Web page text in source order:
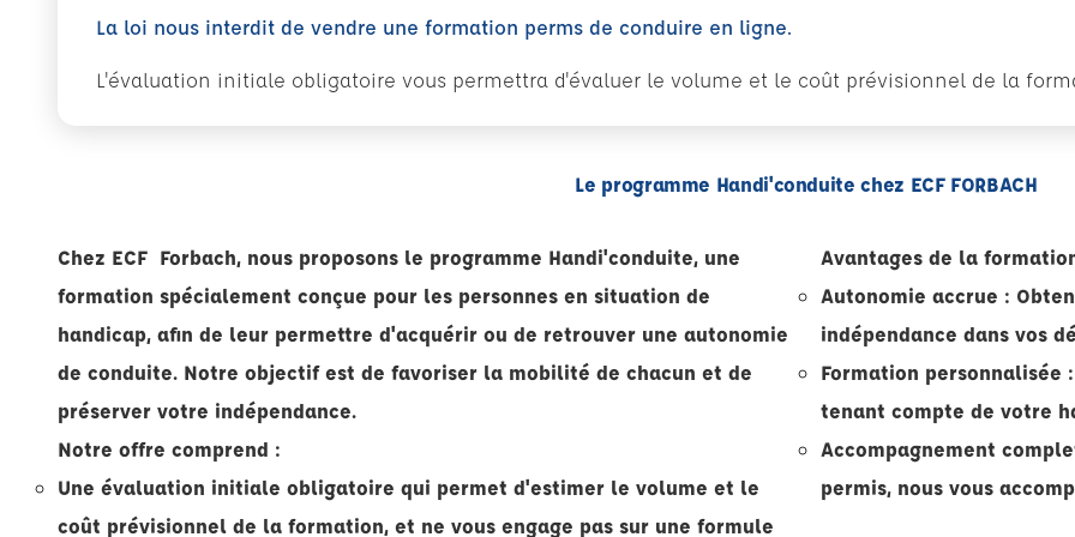
La loi nous interdit de vendre une formation perms de conduire en ligne.
L'évaluation initiale obligatoire vous permettra d'évaluer le volume et le coût prévisionnel de la
Le programme Handi'conduite chez ECF FORBACH
Chez ECF Forbach, nous proposons le programme Handi'conduite, une
formation spécialement conçue pour les personnes en situation de
handicap, afin de leur permettre d'acquérir ou de retrouver une autonomie
de conduite. Notre objectif est de favoriser la mobilité de chacun et de
préserver votre indépendance.
Notre offre comprend :
Une évaluation initiale obligatoire qui permet d'estimer le volume et le
coût prévisionnel de la formation, et ne vous engage pas sur une formule
Avantages de la
Autonomie accrue :
indépendance dans vos
Formation personnalisée
tenant compte de votre
Accompagnement
permis, nous vous